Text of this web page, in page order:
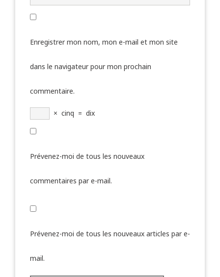
Enregistrer mon nom, mon e-mail et mon site
dans le navigateur pour mon prochain
commentaire.
× cinq = dix
Prévenez-moi de tous les nouveaux
commentaires par e-mail.
Prévenez-moi de tous les nouveaux articles par e-
mail.